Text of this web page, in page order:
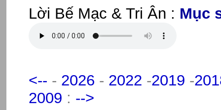
Lời Bế Mạc & Tri Ân : Mục
<-- - 2026 - 2022 -2019 -
2009 : -->